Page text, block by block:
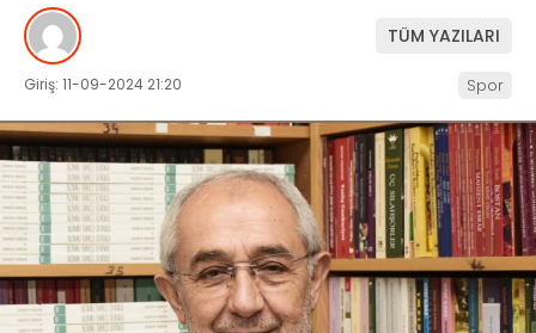
TÜM YAZILARI
Giriş: 11-09-2024 21:20 Spor